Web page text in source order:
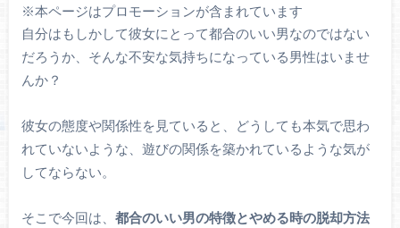
※本ページはプロモーションが含まれています
自分はもしかして彼女にとって都合のいい男なのではない
だろうか、そんな不安な気持ちになっている男性はいませ
んか？
彼女の態度や関係性を見ていると、どうしても本気で思わ
れていないような、遊びの関係を築かれているような気が
してならない。
そこで今回は、 都合のいい男の特徴とやめる時の脱却方法